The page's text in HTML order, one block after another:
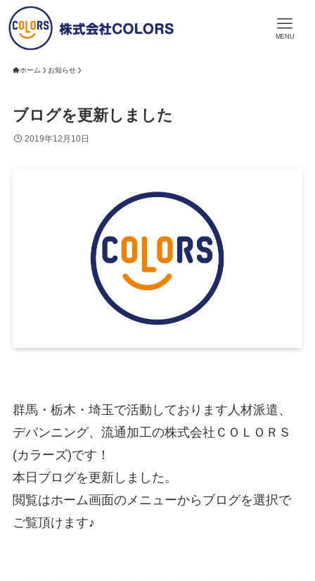
MENU
ホーム お知らせ
ブログを更新しました
2019年12月10日
群馬・栃木・埼玉で活動しております人材派遣、
デバンニング、流通加工の株式会社ＣＯＬＯＲＳ
(カラーズ)です！
本日ブログを更新しました。
閲覧はホーム画面のメニューからブログを選択で
ご覧頂けます♪